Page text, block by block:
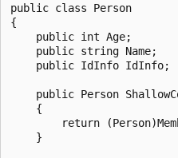
public class Person
{
    public int Age;
    public string Name;
    public IdInfo IdInfo;
public Person
    {
return
    }